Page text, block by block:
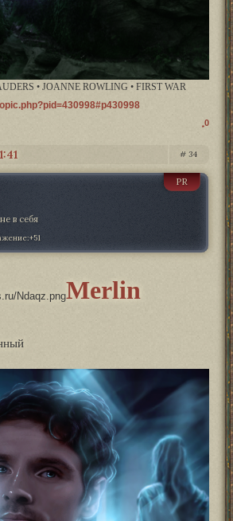
• JOANNE ROWLING • FIRST WAR
0
34
PR
в себя
+51
Merlin